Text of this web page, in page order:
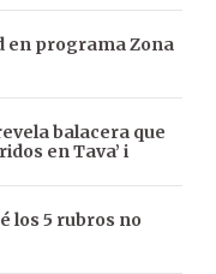
en programa Zona
balacera que
en Tava’ i
los 5 rubros no